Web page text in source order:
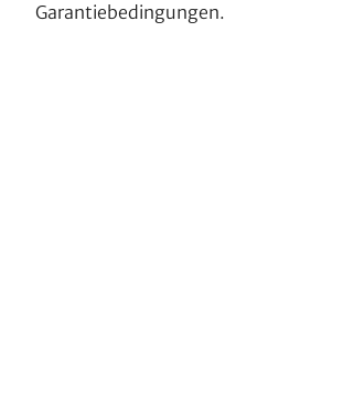
Garantiebedingungen.